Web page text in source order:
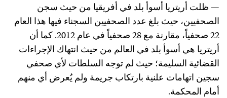
— ظلت أريتريا أسوأ بلد في أفريقيا من حيث سجن
الصحفيين، حيث بلغ عدد الصحفيين السجناء فيها هذا العام
22 صحفياً، مقارنة مع 28 صحفياً في عام 2012. كما أن
أريتريا هي أسوأ بلد في العالم من حيث انتهاك الإجراءات
القضائية السليمة؛ حيث لم توجه السلطات لأي صحفي
سجين اتهامات علنية بارتكاب جريمة ولم يُعرض أي منهم
أمام المحكمة.